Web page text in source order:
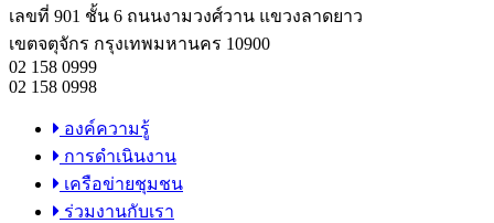
เลขที่ 901 ชั้น 6 ถนนงามวงศ์วาน แขวงลาดยาว
เขตจตุจักร กรุงเทพมหานคร 10900
02 158 0999
02 158 0998
องค์ความรู้
การดำเนินงาน
เครือข่ายชุมชน
ร่วมงานกับเรา